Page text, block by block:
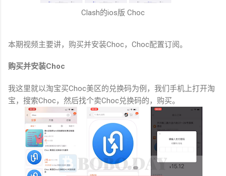
Clash的ios版 Choc
本期视频主要讲，购买并安装Choc，Choc配置订阅。
购买并安装Choc
我这里就以淘宝买Choc美区的兑换码为例，我们手机上打开淘
宝，搜索Choc，然后找个卖Choc兑换码的，购买。